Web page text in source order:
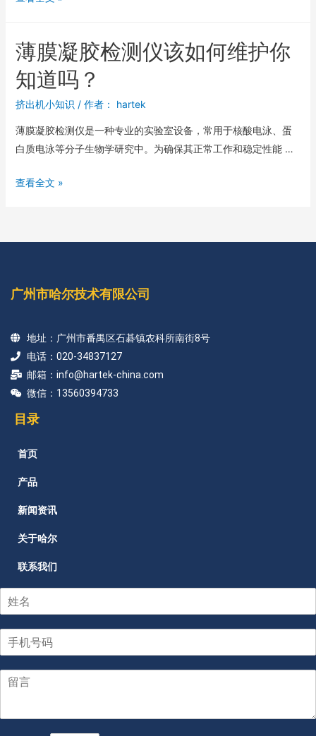
薄膜凝胶检测仪该如何维护你
知道吗？
挤出机小知识 / 作者： hartek
薄膜凝胶检测仪是一种专业的实验室设备，常用于核酸电泳、蛋
白质电泳等分子生物学研究中。为确保其正常工作和稳定性能 …
查看全文 »
广州市哈尔技术有限公司
地址：广州市番禺区石碁镇农科所南街8号
电话：020-34837127
邮箱：info@hartek-china.com
微信：13560394733
目录
首页
产品
新闻资讯
关于哈尔
联系我们